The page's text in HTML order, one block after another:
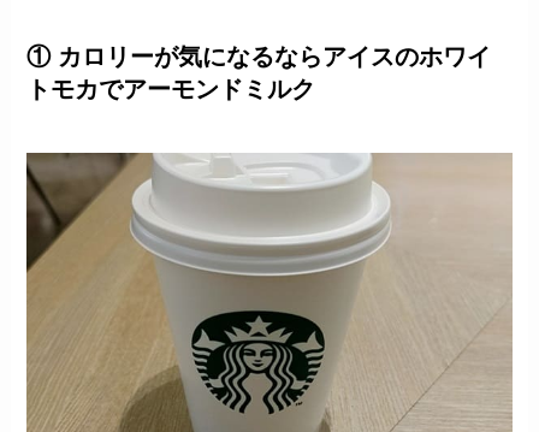
① カロリーが気になるならアイスのホワイ
トモカでアーモンドミルク